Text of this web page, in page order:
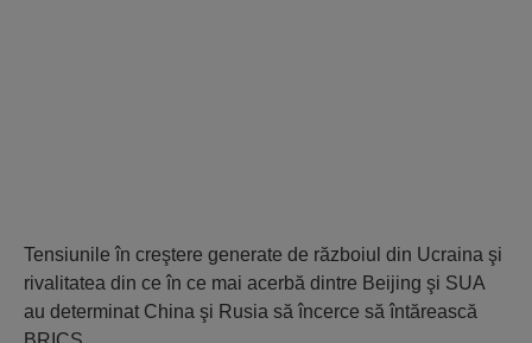
Tensiunile în creştere generate de războiul din Ucraina şi
rivalitatea din ce în ce mai acerbă dintre Beijing şi SUA
au determinat China şi Rusia să încerce să întărească